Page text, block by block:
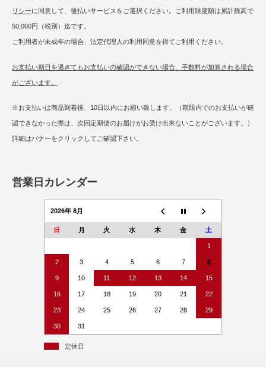
リシーに同意して、後払いサービスをご選択ください。ご利用限度額は累計残高で
50,000円（税別）迄です。
ご利用者が未成年の場合、法定代理人の利用同意を得てご利用ください。
お支払い期日を過ぎてもお支払いの確認ができない場合、手数料が加算される場合
がございます。
※お支払いは商品到着後、10日以内にお願い致します。（期限内でのお支払いが確
認できなかった際は、次回定期便のお届けがお受け出来ないことがございます。）
詳細はバナーをクリックしてご確認下さい。
営業日カレンダー
2026年 8月
日 月 火 水 木 金 土
1
2 3 4 5 6 7 8
9 10 11 12 13 14 15
16 17 18 19 20 21 22
23 24 25 26 27 28 29
30 31
定休日